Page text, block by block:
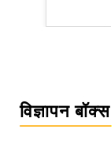
विज्ञापन बॉक्स